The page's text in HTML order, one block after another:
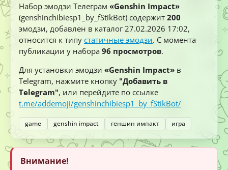
Набор эмодзи Телеграм «Genshin Impact»
(genshinchibiesp1_by_fStikBot) содержит 200
эмодзи, добавлен в каталог 27.02.2026 17:02,
относится к типу статичные эмодзи. С момента
публикации у набора 96 просмотров.
Для установки эмодзи «Genshin Impact» в
Telegram, нажмите кнопку "Добавить в
Telegram", или перейдите по ссылке
t.me/addemoji/genshinchibiesp1_by_fStikBot/
game genshin impact геншин импакт игра
Внимание!